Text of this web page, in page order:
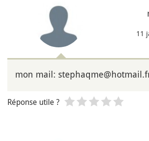
11
mon mail:
Réponse utile ?